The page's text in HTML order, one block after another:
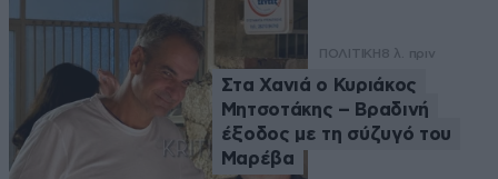
ΠΟΛΙΤΙΚΗ8 λ. πριν
Στα Χανιά ο Κυριάκος
Μητσοτάκης – Βραδινή
έξοδος με τη σύζυγό του
Μαρέβα